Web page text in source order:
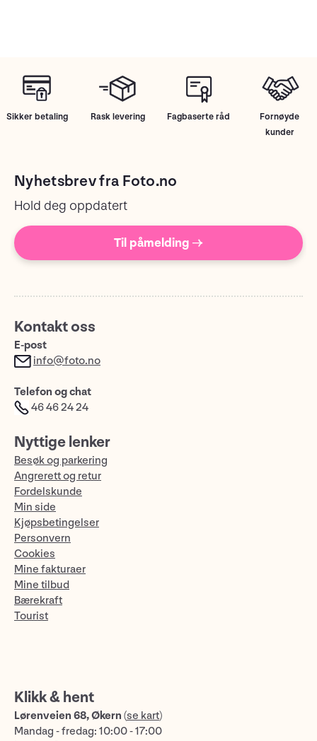
Sikker betaling Rask levering Fagbaserte råd
Fornøyde
kunder
Nyhetsbrev fra Foto.no
Hold deg oppdatert
Til påmelding →
Kontakt oss
E-post
info@foto.no
Telefon og chat
46 46 24 24
Nyttige lenker
Besøk og parkering
Angrerett og retur
Fordelskunde
Min side
Kjøpsbetingelser
Personvern
Cookies
Mine fakturaer
Mine tilbud
Bærekraft
Tourist
Klikk & hent
Lørenveien 68, Økern (se kart)
Mandag - fredag: 10:00 - 17:00